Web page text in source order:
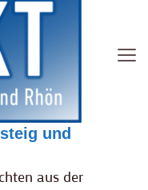
und
aus der